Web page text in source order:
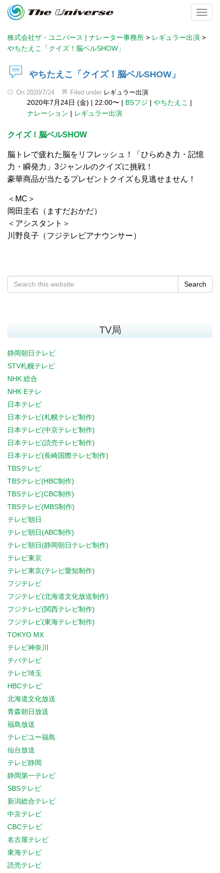
株式会社ザ・ユニバース | ナレーター事務所 > レギュラー出演 >
やちたえこ「クイズ！脳ベルSHOW」
やちたえこ「クイズ！脳ベルSHOW」
On 2020/7/24 Filed under レギュラー出演
2020年7月24日 (金) | 22:00〜 | BSフジ | やちたえこ |
ナレーション | レギュラー出演
クイズ！脳ベルSHOW
脳トレで疲れた脳をリフレッシュ！「ひらめき力・記憶
力・瞬発力」3ジャンルのクイズに挑戦！
豪華商品が当たるプレゼントクイズも見逃せません！
＜MC＞
岡田圭右（ますだおかだ）
＜アシスタント＞
川野良子（フジテレビアナウンサー）
Search
TV局
静岡朝日テレビ
STV札幌テレビ
NHK 総合
NHK Eテレ
日本テレビ
日本テレビ(札幌テレビ制作)
日本テレビ(中京テレビ制作)
日本テレビ(読売テレビ制作)
日本テレビ(長崎国際テレビ制作)
TBSテレビ
TBSテレビ(HBC制作)
TBSテレビ(CBC制作)
TBSテレビ(MBS制作)
テレビ朝日
テレビ朝日(ABC制作)
テレビ朝日(静岡朝日テレビ制作)
テレビ東京
テレビ東京(テレビ愛知制作)
フジテレビ
フジテレビ(北海道文化放送制作)
フジテレビ(関西テレビ制作)
フジテレビ(東海テレビ制作)
TOKYO MX
テレビ神奈川
チバテレビ
テレビ埼玉
HBCテレビ
北海道文化放送
青森朝日放送
福島放送
テレビユー福島
仙台放送
テレビ静岡
静岡第一テレビ
SBSテレビ
新潟総合テレビ
中京テレビ
CBCテレビ
名古屋テレビ
東海テレビ
読売テレビ